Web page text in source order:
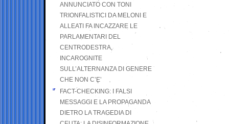
ANNUNCIATO CON TONI
TRIONFALISTICI DA MELONI E
ALLEATI FA INCAZZARE LE
PARLAMENTARI DEL
CENTRODESTRA,
INCAROGNITE
SULL’ALTERNANZA DI GENERE
CHE NON C’E’
FACT-CHECKING: I FALSI
MESSAGGI E LA PROPAGANDA
DIETRO LA TRAGEDIA DI